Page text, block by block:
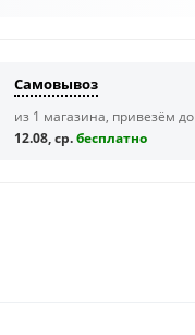
Самовывоз
из 1 магазина, привезём до
12.08, ср.бесплaтно